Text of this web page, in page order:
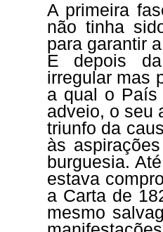
A primeira
não tinha
para garantir
E depois
irregular mas
a qual o País
adveio, o seu
triunfo da
às
burguesia.
estava
a Carta de
mesmo